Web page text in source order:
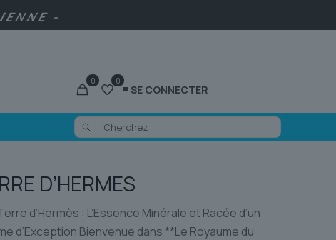
-
0 0
SE CONNECTER
D’HERMES
d’Hermès : L’Essence Minérale et Racée d’un
d’Exception Bienvenue dans **Le Royaume du